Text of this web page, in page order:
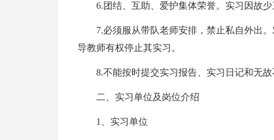
6.团结、互助、爱护集体荣誉。实习因故少
7.必须服从带队老师安排，禁止私自外出
导教师有权停止其实习。
8.不能按时提交实习报告、实习日记和无
二、实习单位及岗位介绍
1、实习单位